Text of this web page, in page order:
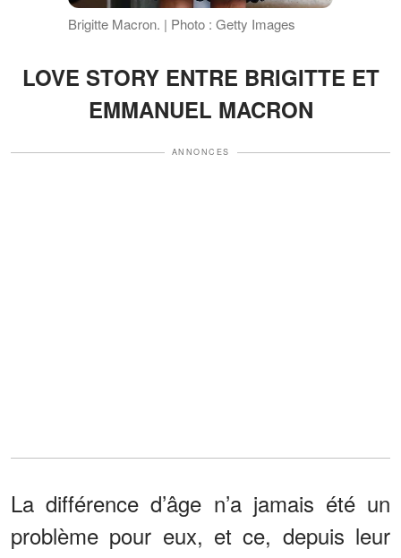
Brigitte Macron. | Photo : Getty Images
LOVE STORY ENTRE BRIGITTE ET
EMMANUEL MACRON
ANNONCES
La différence d’âge n’a jamais été un
problème pour eux, et ce, depuis leur